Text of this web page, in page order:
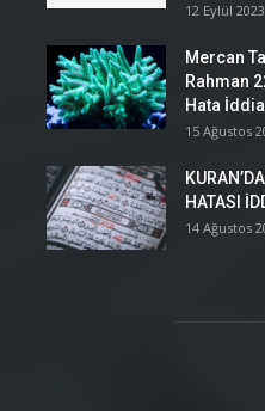
12 Eylül 2023
Mercan
Rahman
Hata
15 Ağustos
HATASI
14 Ağustos